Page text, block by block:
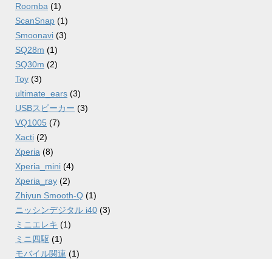
Roomba (1)
ScanSnap (1)
Smoonavi (3)
SQ28m (1)
SQ30m (2)
Toy (3)
ultimate_ears (3)
USBスピーカー (3)
VQ1005 (7)
Xacti (2)
Xperia (8)
Xperia_mini (4)
Xperia_ray (2)
Zhiyun Smooth-Q (1)
ニッシンデジタル i40 (3)
ミニエレキ (1)
ミニ四駆 (1)
モバイル関連 (1)